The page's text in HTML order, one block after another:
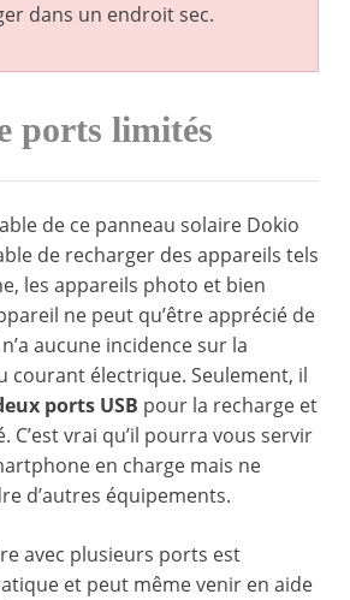
dans un endroit sec.
ports limités
de ce panneau solaire Dokio
de recharger des appareils tels
les appareils photo et bien
ne peut qu’être apprécié de
aucune incidence sur la
courant électrique. Seulement, il
ports USB pour la recharge et
C’est vrai qu’il pourra vous servir
en charge mais ne
d’autres équipements.
avec plusieurs ports est
et peut même venir en aide